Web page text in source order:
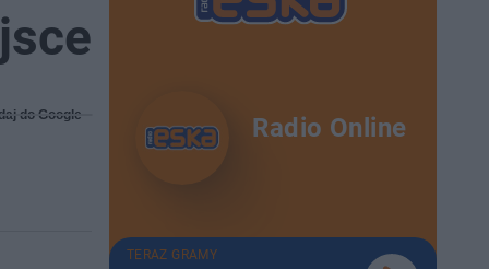
do Google Radio Online
TERAZ GRAMY